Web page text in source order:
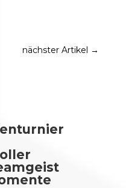
nächster Artikel →